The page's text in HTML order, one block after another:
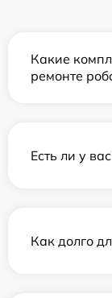
Какие
ремонте
Есть ли у
Как долго